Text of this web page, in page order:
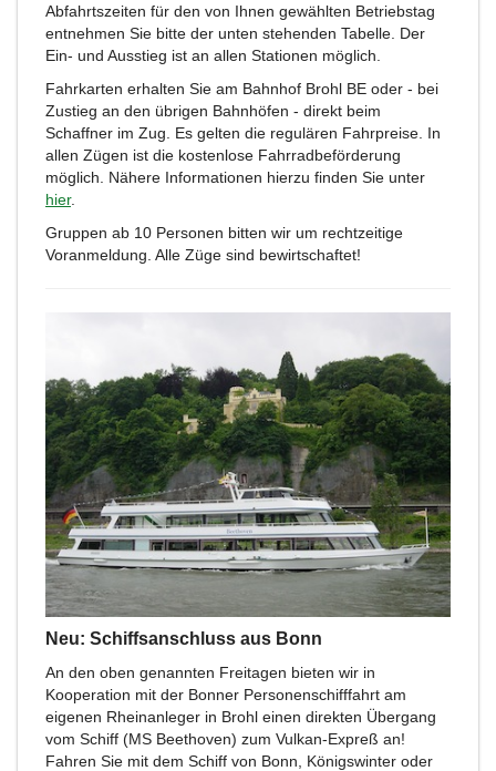
Abfahrtszeiten für den von Ihnen gewählten Betriebstag
entnehmen Sie bitte der unten stehenden Tabelle. Der
Ein- und Ausstieg ist an allen Stationen möglich.
Fahrkarten erhalten Sie am Bahnhof Brohl BE oder - bei
Zustieg an den übrigen Bahnhöfen - direkt beim
Schaffner im Zug. Es gelten die regulären Fahrpreise. In
allen Zügen ist die kostenlose Fahrradbeförderung
möglich. Nähere Informationen hierzu finden Sie unter
hier.
Gruppen ab 10 Personen bitten wir um rechtzeitige
Voranmeldung. Alle Züge sind bewirtschaftet!
Neu: Schiffsanschluss aus Bonn
An den oben genannten Freitagen bieten wir in
Kooperation mit der Bonner Personenschifffahrt am
eigenen Rheinanleger in Brohl einen direkten Übergang
vom Schiff (MS Beethoven) zum Vulkan-Expreß an!
Fahren Sie mit dem Schiff von Bonn, Königswinter oder